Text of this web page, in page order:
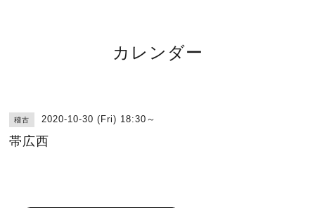
カレンダー
稽古 2020-10-30 (Fri) 18:30～
帯広西